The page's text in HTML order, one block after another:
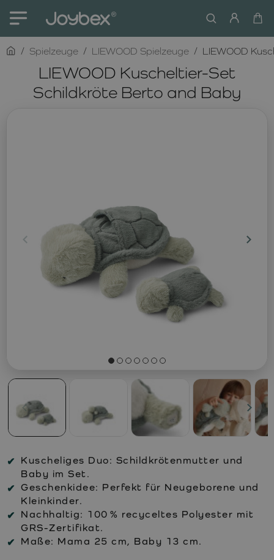
LIEWOOD Kuscheltier-Set
Schildkröte Berto and Baby
homeSpielzeuge LIEWOOD Spielzeuge LIEWOOD
Kuscheliges Duo: Schildkrötenmutter und
Baby im Set.
Geschenkidee: Perfekt für Neugeborene und
Kleinkinder.
Nachhaltig: 100 % recyceltes Polyester mit
GRS-Zertifikat.
Maße: Mama 25 cm, Baby 13 cm.